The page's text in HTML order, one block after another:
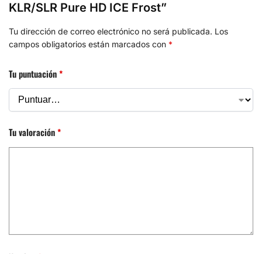
KLR/SLR Pure HD ICE Frost”
Tu dirección de correo electrónico no será publicada. Los
campos obligatorios están marcados con *
Tu puntuación*
Tu valoración*